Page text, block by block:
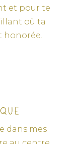
et pour te
où ta
honorée.
dans mes